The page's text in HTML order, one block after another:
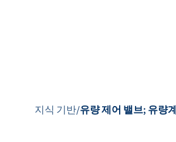
지식 기반/유량 제어 밸브; 유량